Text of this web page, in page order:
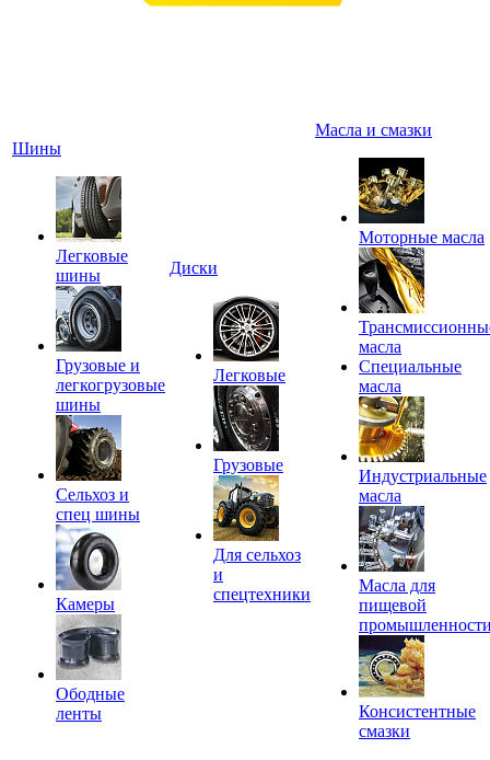
Шины
Легковые
шины
Грузовые и
легкогрузовые
шины
Сельхоз и
спец шины
Камеры
Ободные
ленты
Диски
Легковые
Грузовые
Для сельхоз
и
спецтехники
Масла и смазки
Моторные масла
масла
Специальные
масла
Индустриальные
масла
Масла для
пищевой
Консистентные
смазки